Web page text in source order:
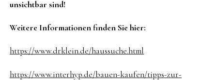
unsichtbar sind!
Weitere Informationen finden Sie hier:
https://www.drklein.de/haussuche.html
https://www.interhyp.de/bauen-kaufen/tipps-zur-